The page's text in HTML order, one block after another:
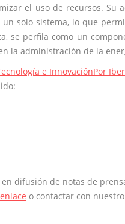
el uso de recursos. Su
solo sistema, lo que
se perfila como un
la administración de la
e InnovaciónPor
difusión de notas de
o contactar con